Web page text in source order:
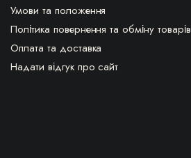
Умови та положення
Політика повернення та обміну товарів
Оплата та доставка
Надати відгук про сайт